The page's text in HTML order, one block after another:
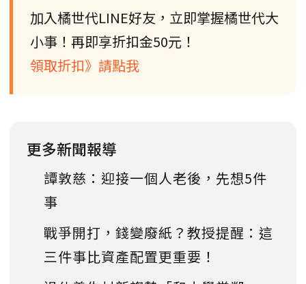
加入橘世代LINE好友，立即掌握橘世代大
小事！再即享折扣金50元！
領取折扣》請點我
更多新聞報導
譚敦慈：迎接一個人老後，先想5件
事
戰爭開打，錢變廢紙？教授提醒：這
三件事比資產配置更重要！